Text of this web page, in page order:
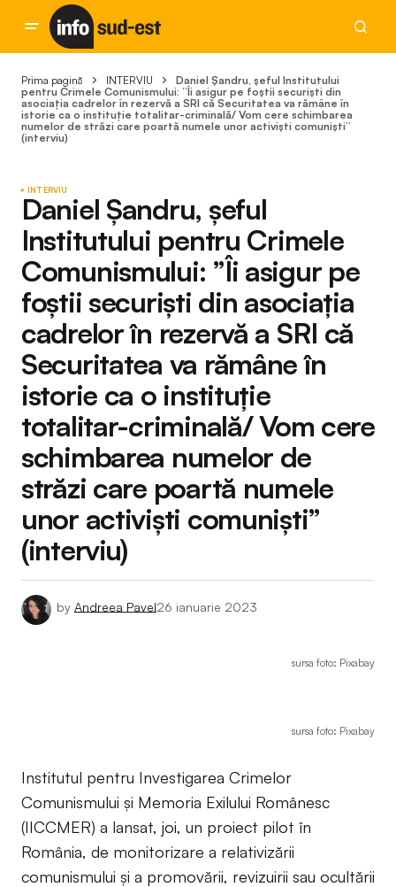
Prima pagină INTERVIU
Daniel Șandru, șeful Institutului
pentru Crimele Comunismului: ”Îi asigur pe foștii securiști din
asociația cadrelor în rezervă a SRI că Securitatea va rămâne în
istorie ca o instituție totalitar-criminală/ Vom cere schimbarea
numelor de străzi care poartă numele unor activiști comuniști”
(interviu)
INTERVIU
Daniel Șandru, șeful
Institutului pentru Crimele
Comunismului: ”Îi asigur pe
foștii securiști din asociația
cadrelor în rezervă a SRI că
Securitatea va rămâne în
istorie ca o instituție
totalitar-criminală/ Vom cere
schimbarea numelor de
străzi care poartă numele
unor activiști comuniști”
(interviu)
by Andreea Pavel26 ianuarie 2023
sursa foto: Pixabay
sursa foto: Pixabay
Institutul pentru Investigarea Crimelor
Comunismului și Memoria Exilului Românesc
(IICCMER) a lansat, joi, un proiect pilot în
România, de monitorizare a relativizării
comunismului și a promovării, revizuirii sau ocultării